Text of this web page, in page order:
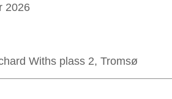
2026
Withs plass 2, Tromsø